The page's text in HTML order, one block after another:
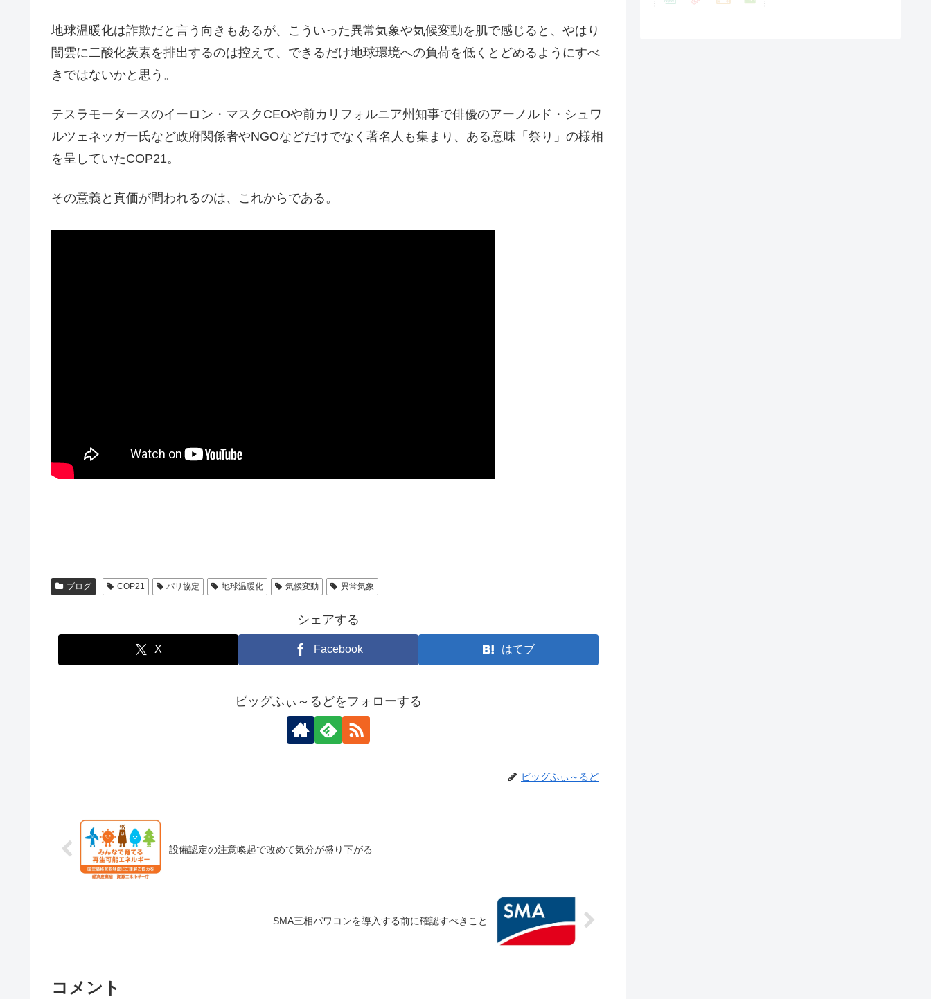
地球温暖化は詐欺だと言う向きもあるが、こういった異常気象や気候変動を肌で感じると、やはり
闇雲に二酸化炭素を排出するのは控えて、できるだけ地球環境への負荷を低くとどめるようにすべ
きではないかと思う。
テスラモータースのイーロン・マスクCEOや前カリフォルニア州知事で俳優のアーノルド・シュワ
ルツェネッガー氏など政府関係者やNGOなどだけでなく著名人も集まり、ある意味「祭り」の様相
を呈していたCOP21。
その意義と真価が問われるのは、これからである。
ブログ COP21 パリ協定 地球温暖化 気候変動 異常気象
シェアする
X Facebook はてブ
ビッグふぃ～るどをフォローする
ビッグふぃ～るど
設備認定の注意喚起で改めて気分が盛り下がる
SMA三相パワコンを導入する前に確認すべきこと
コメント